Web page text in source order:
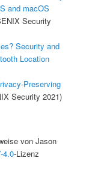
and macOS
Security
Security and
Location
Preserving
Security 2021)
von Jason
4.0-Lizenz